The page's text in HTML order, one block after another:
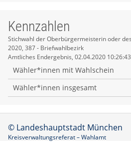
Kennzahlen
Kennzahlen
Stichwahl der Oberbürgermeisterin oder
2020, 387 - Briefwahlbezirk
Amtliches Endergebnis, 02.04.2020 10:26:43
Wähler*innen mit Wahlschein
Wähler*innen insgesamt
© Landeshauptstadt München
Kreisverwaltungsreferat – Wahlamt